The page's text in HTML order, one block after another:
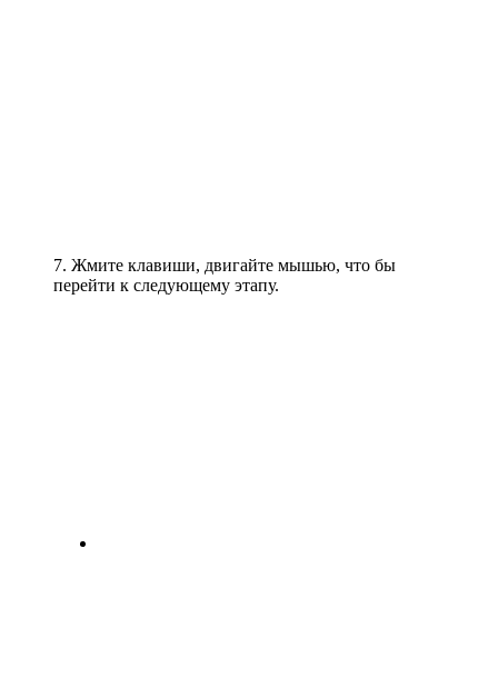
7. Жмите клавиши, двигайте мышью, что бы
перейти к следующему этапу.